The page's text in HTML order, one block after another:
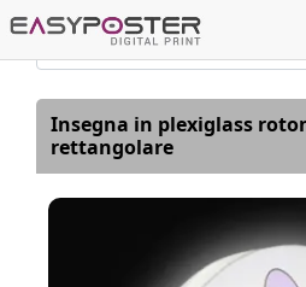
Insegna in plexiglass
rettangolare